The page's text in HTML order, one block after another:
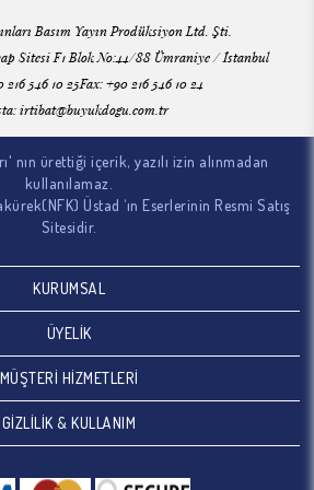
9 (1.c)" Büyük Doğu Dergi Koleksiyonu
(2.c)" Büyük Doğu Dergi Koleksiyonu
3 (3.c)" Büyük Doğu Dergi Koleksiyonu
0 (4.c)" Büyük Doğu Dergi Koleksiyonu
0 (7.c)" Büyük Doğu Dergi Koleksiyonu
7 (8.c)" Büyük Doğu Dergi Koleksiyonu
4 (9.c)" Büyük Doğu Dergi Koleksiyonu
Basım Yayın Prodüksiyon Ltd. Şti.
Sitesi F1 Blok No:44/88 Ümraniye / İstanbul
216 546 10 25Fax: +90 216 546 10 24
irtibat@buyukdogu.com.tr
nın ürettiği içerik, yazılı izin alınmadan
kullanılamaz.
Üstad ‘ın Eserlerinin Resmi Satış
Sitesidir.
KURUMSAL
ÜYELİK
MÜŞTERİ HİZMETLERİ
GİZLİLİK & KULLANIM